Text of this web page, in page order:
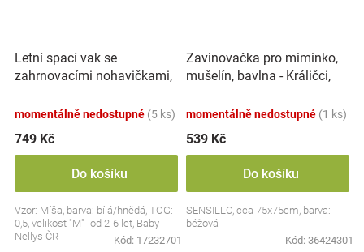
Letní spací vak se
zahrnovacími nohavičkami,
potiskem, M
momentálně nedostupné (5 ks)
749 Kč
Do košíku
Vzor: Míša, barva: bílá/hnědá, TOG:
0,5, velikost "M" -od 2-6 let, Baby
Nellys ČR
Kód: 17232701
Zavinovačka pro miminko,
mušelín, bavlna - Králičci,
momentálně nedostupné (1 ks)
539 Kč
Do košíku
SENSILLO, cca 75x75cm, barva:
béžová
Kód: 36424301